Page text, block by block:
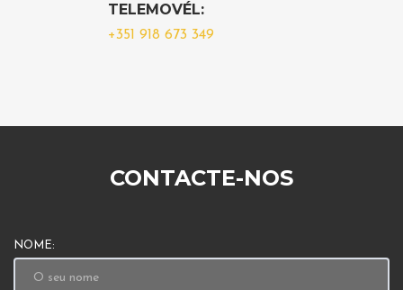
TELEMOVÉL:
+351 918 673 349
CONTACTE-NOS
NOME: